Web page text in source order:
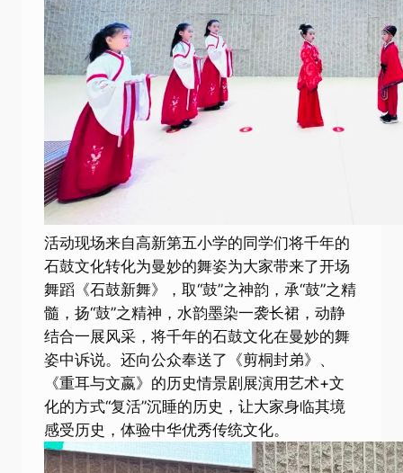
活动现场来自高新第五小学的同学们将千年的
石鼓文化转化为曼妙的舞姿为大家带来了开场
舞蹈《石鼓新舞》，取“鼓”之神韵，承“鼓”之精
髓，扬“鼓”之精神，水韵墨染一袭长裙，动静
结合一展风采，将千年的石鼓文化在曼妙的舞
姿中诉说。还向公众奉送了《剪桐封弟》、
《重耳与文嬴》的历史情景剧展演用艺术+文
化的方式“复活”沉睡的历史，让大家身临其境
感受历史，体验中华优秀传统文化。